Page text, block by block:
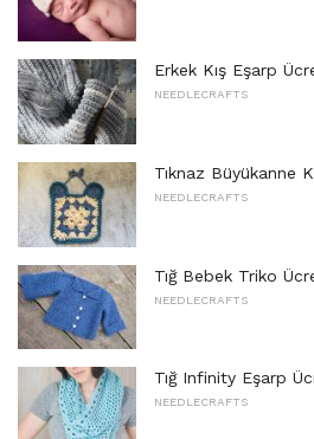
Erkek Kış Eşarp
NEEDLECRAFTS
Tıknaz Büyükanne
NEEDLECRAFTS
Tığ Bebek Triko
NEEDLECRAFTS
Tığ Infinity Eşarp
NEEDLECRAFTS